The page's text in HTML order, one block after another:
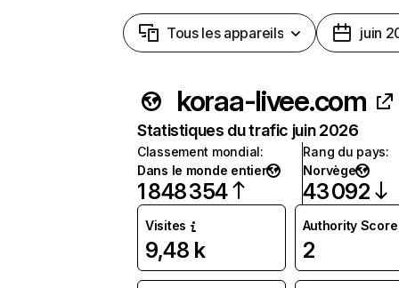
Tous les appareils juin
koraa-livee.com
Statistiques du trafic juin 2026
Classement mondial:
Dans le monde entier
1 848 354
Rang du pays:
Norvège
43 092
Visites
9,48 k
Authority Score
2